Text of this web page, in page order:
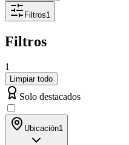
Filtros1
Filtros
1
Limpiar todo
Solo destacados
Ubicación1